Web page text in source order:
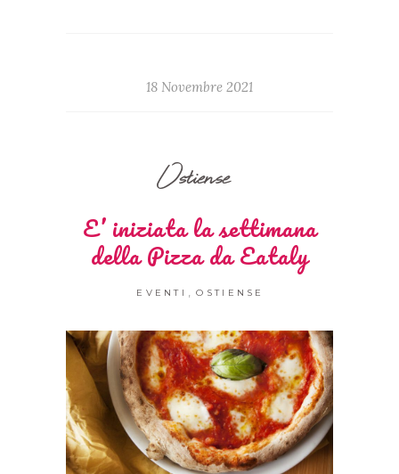
18 Novembre 2021
Ostiense
E’ iniziata la settimana
della Pizza da Eataly
EVENTI , OSTIENSE